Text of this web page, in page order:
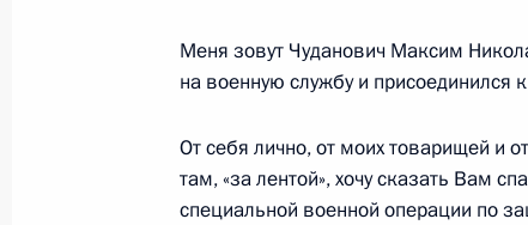
18 декабря 2023 года,
чемпионата по
18 декабря 2023 года, 18:50
Меня зовут Чуданович Максим
на военную службу и присоединился
От себя лично, от моих товарищей и
там, «за лентой», хочу сказать Вам
специальной военной операции по